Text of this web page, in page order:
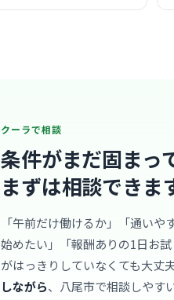
クーラで相談
条件がまだ固まっ
まずは相談できま
「午前だけ働けるか」「通い
始めたい」「報酬ありの1日お
がはっきりしていなくても大丈
しながら、八尾市で相談しやす